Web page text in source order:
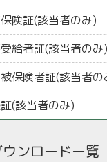
険証(該当者のみ)
給者証(該当者のみ)
保険者証(該当者の
(該当者のみ)
ンロードー覧